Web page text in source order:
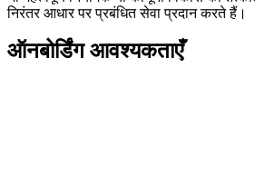
निरंतर आधार पर प्रबंधित सेवा प्रदान करते हैं।
ऑनबोर्डिंग आवश्यकताएँ